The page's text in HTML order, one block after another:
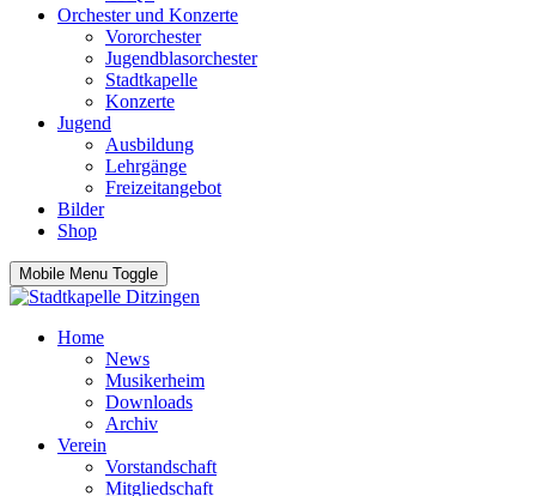
Orchester und Konzerte
Vororchester
Jugendblasorchester
Stadtkapelle
Konzerte
Jugend
Ausbildung
Lehrgänge
Freizeitangebot
Bilder
Shop
Mobile Menu Toggle
Home
News
Musikerheim
Downloads
Archiv
Verein
Vorstandschaft
Mitgliedschaft